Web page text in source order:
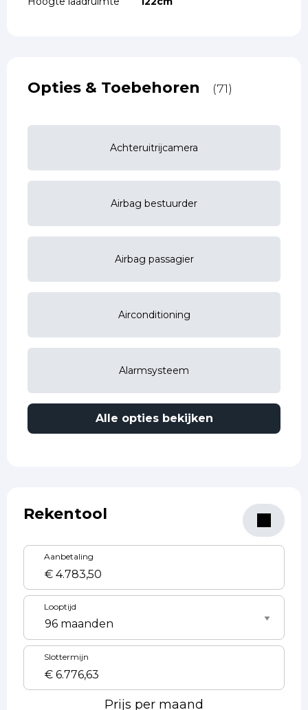
Opties & Toebehoren (71)
Achteruitrijcamera
Airbag bestuurder
Airbag passagier
Airconditioning
Alarmsysteem
Alle opties bekijken
Rekentool
Aanbetaling
Looptijd
Slottermijn
Prijs per maand